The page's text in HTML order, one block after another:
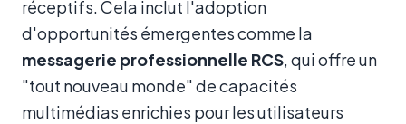
réceptifs. Cela inclut l'adoption
d'opportunités émergentes comme la
messagerie professionnelle RCS, qui offre un
"tout nouveau monde" de capacités
multimédias enrichies pour les utilisateurs